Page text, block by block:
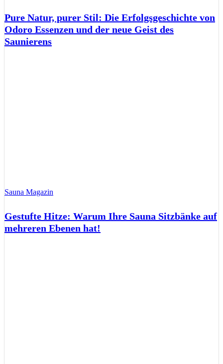
Pure Natur, purer Stil: Die Erfolgsgeschichte von
Odoro Essenzen und der neue Geist des
Saunierens
Sauna Magazin
Gestufte Hitze: Warum Ihre Sauna Sitzbänke auf
mehreren Ebenen hat!